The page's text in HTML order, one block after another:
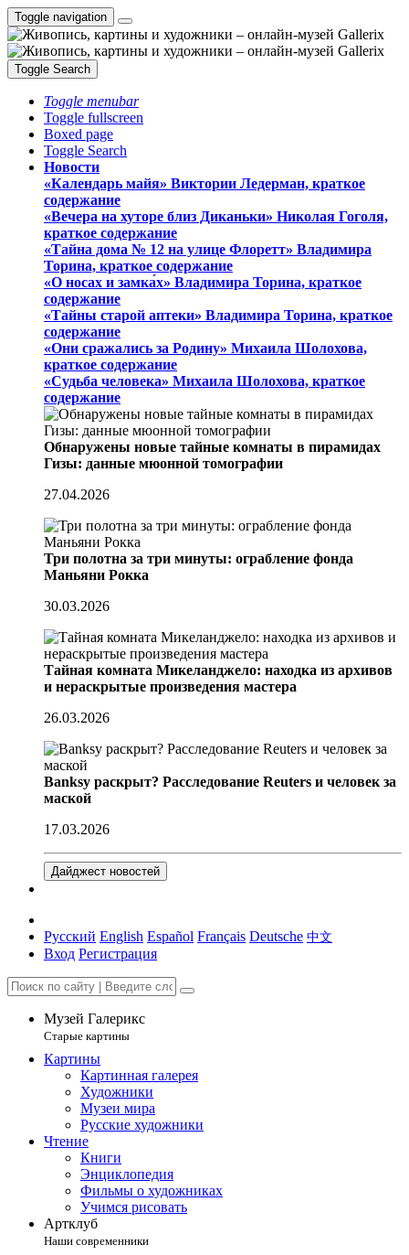
Toggle navigation
Toggle Search
Toggle menubar
Toggle fullscreen
Boxed page
Toggle Search
Новости
«Календарь майя» Виктории Ледерман, краткое
содержание
«Вечера на хуторе близ Диканьки» Николая Гоголя,
краткое содержание
«Тайна дома № 12 на улице Флоретт» Владимира
Торина, краткое содержание
«О носах и замка́х» Владимира Торина, краткое
содержание
«Тайны старой аптеки» Владимира Торина, краткое
содержание
«Они сражались за Родину» Михаила Шолохова,
краткое содержание
«Судьба человека» Михаила Шолохова, краткое
содержание
Обнаружены новые тайные комнаты в пирамидах
Гизы: данные мюонной томографии
27.04.2026
Три полотна за три минуты: ограбление фонда
Маньяни Рокка
30.03.2026
Тайная комната Микеланджело: находка из архивов
и нераскрытые произведения мастера
26.03.2026
Banksy раскрыт? Расследование Reuters и человек за
маской
17.03.2026
Дайджест новостей
Русский English Español Français Deutsche 中文
Вход Регистрация
Музей Галерикс
Старые картины
Картины
Картинная галерея
Художники
Музеи мира
Русские художники
Чтение
Книги
Энциклопедия
Фильмы о художниках
Учимся рисовать
Артклуб
Наши современники